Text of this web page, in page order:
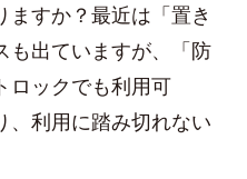
すか？最近は「置き
も出ていますが、「防
ロックでも利用可
、利用に踏み切れない